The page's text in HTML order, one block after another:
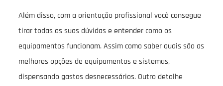
Além disso, com a orientação profissional você consegue
tirar todas as suas dúvidas e entender como os
equipamentos funcionam. Assim como saber quais são as
melhores opções de equipamentos e sistemas,
dispensando gastos desnecessários. Outro detalhe